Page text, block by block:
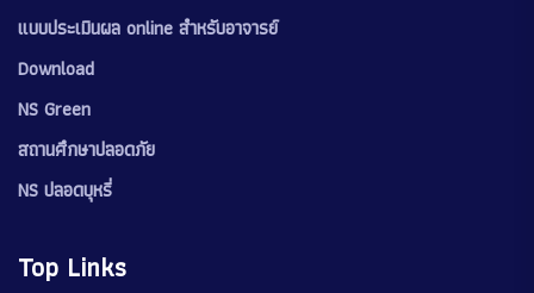
แบบประเมินผล online สำหรับอาจารย์
Download
NS Green
สถานศึกษาปลอดภัย
NS ปลอดบุหรี่
Top Links